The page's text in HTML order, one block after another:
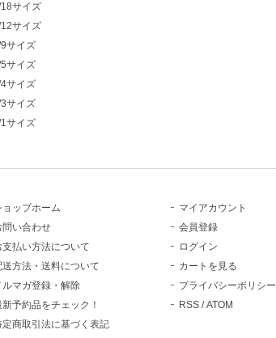
サイズ
サイズ
サイズ
サイズ
サイズ
サイズ
サイズ
ョップホーム
問い合わせ
支払い方法について
送方法・送料について
ルマガ登録・解除
新予約品をチェック！
定商取引法に基づく表記
マイアカウント
会員登録
ログイン
カートを見る
プライバシーポリシー
RSS /ATOM